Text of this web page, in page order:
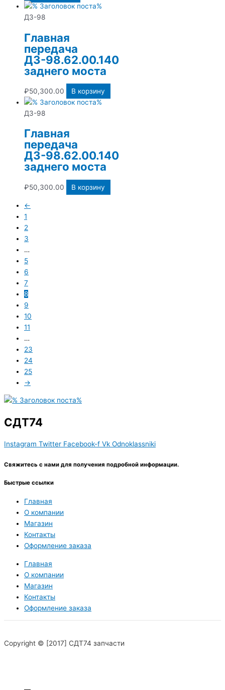
ДЗ-98
Главная
передача
ДЗ-98.62.00.140
заднего моста
₽50,300.00 В корзину
ДЗ-98
Главная
передача
ДЗ-98.62.00.140
заднего моста
₽50,300.00 В корзину
←
1
2
3
…
5
6
7
8
9
10
11
…
23
24
25
→
СДТ74
Instagram Twitter Facebook-f Vk Odnoklassniki
Свяжитесь с нами для получения подробной информации.
Быстрые ссылки
Главная
О компании
Магазин
Контакты
Оформление заказа
Главная
О компании
Магазин
Контакты
Оформление заказа
Copyright © [2017] СДТ74 запчасти